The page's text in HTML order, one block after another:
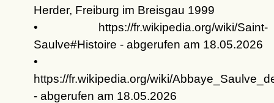
Herder, Freiburg im Breisgau 1999
• https://fr.wikipedia.org/wiki/Saint-
Saulve#Histoire - abgerufen am 18.05.2026
•
https://fr.wikipedia.org/wiki/
- abgerufen am 18.05.2026